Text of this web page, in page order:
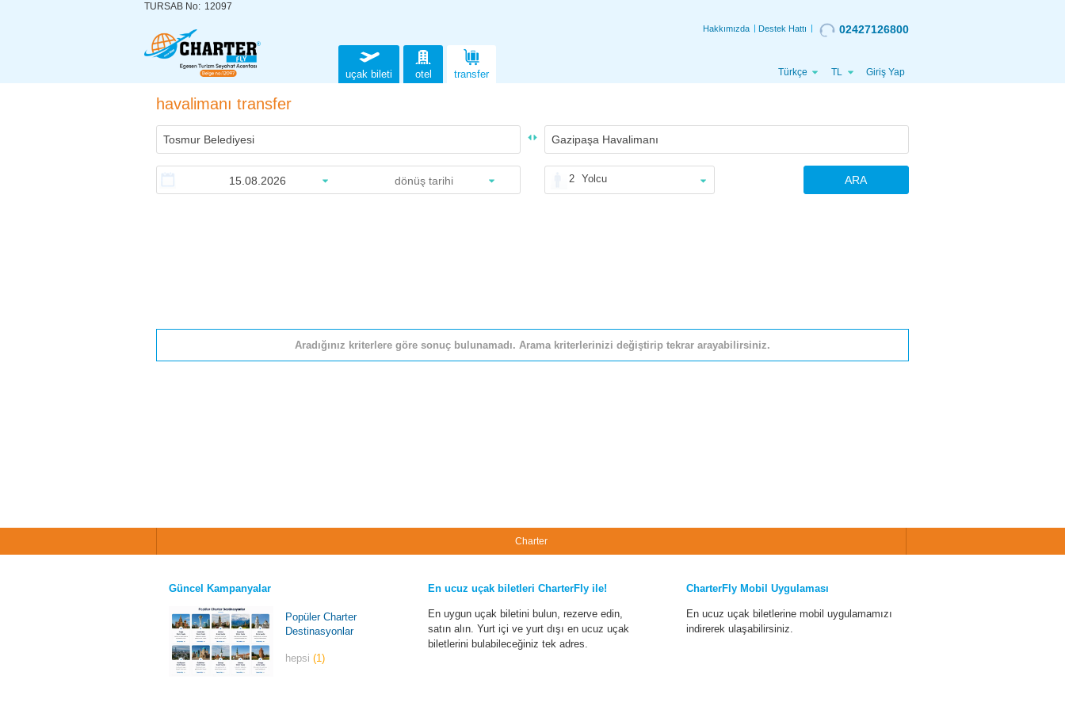
TURSAB No: 12097
Hakkımızda Destek Hattı 02427126800
uçak bileti otel transfer Türkçe TL Giriş Yap
havalimanı transfer
2 Yolcu ARA
Aradığınız kriterlere göre sonuç bulunamadı. Arama kriterlerinizi değiştirip tekrar arayabilirsiniz.
Charter
Güncel Kampanyalar
Popüler Charter
Destinasyonlar
hepsi(1)
En ucuz uçak biletleri CharterFly ile!
En uygun uçak biletini bulun, rezerve edin,
satın alın. Yurt içi ve yurt dışı en ucuz uçak
biletlerini bulabileceğiniz tek adres.
CharterFly Mobil Uygulaması
En ucuz uçak biletlerine mobil uygulamamızı
indirerek ulaşabilirsiniz.